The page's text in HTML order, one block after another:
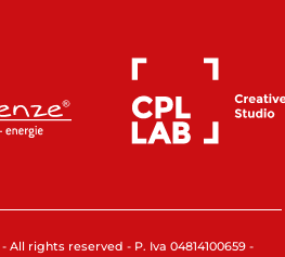
All rights reserved - P. Iva 04814100659 -